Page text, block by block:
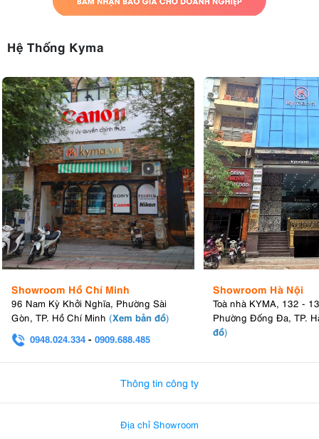
Hệ Thống Kyma
Showroom Hồ Chí Minh
96 Nam Kỳ Khởi Nghĩa, Phường Sài
Gòn, TP. Hồ Chí Minh (Xem bản đồ)
0948.024.334 - 0909.688.485
Showroom Hà Nội
Toà nhà KYMA, 132 -
Phường Đống Đa, TP.
đồ)
Thông tin công ty
Địa chỉ Showroom